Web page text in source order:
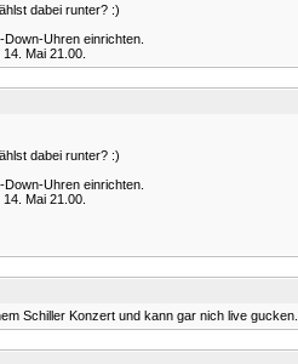
dabei runter? :)
Uhren einrichten.
Mai 21.00.
dabei runter? :)
Uhren einrichten.
Mai 21.00.
Schiller Konzert und kann gar nich live